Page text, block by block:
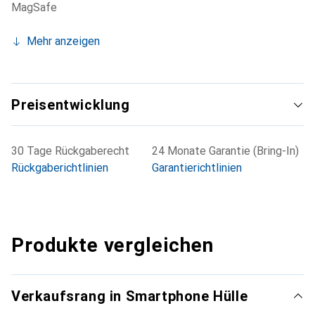
MagSafe
Mehr anzeigen
Preisentwicklung
30 Tage Rückgaberecht
Rückgaberichtlinien
24 Monate Garantie (Bring-In)
Garantierichtlinien
Produkte vergleichen
Verkaufsrang in Smartphone Hülle